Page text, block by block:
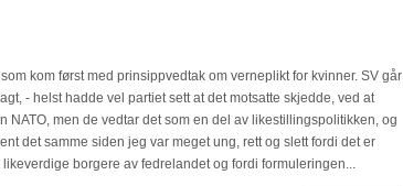
kom først med prinsippvedtak om verneplikt for kvinner. SV går
- helst hadde vel partiet sett at det motsatte skjedde, ved at
NATO, men de vedtar det som en del av likestillingspolitikken, og
det samme siden jeg var meget ung, rett og slett fordi det er
borgere av fedrelandet og fordi formuleringen...